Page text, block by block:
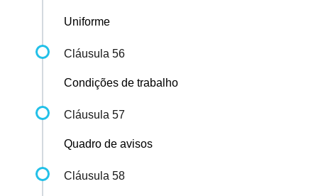
Uniforme
Cláusula 56
Condições de trabalho
Cláusula 57
Quadro de avisos
Cláusula 58